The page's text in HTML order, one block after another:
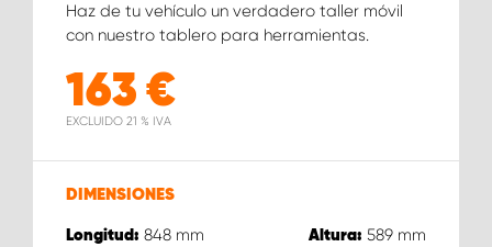
Haz de tu vehículo un verdadero taller móvil
con nuestro tablero para herramientas.
163 €
EXCLUIDO 21 % IVA
DIMENSIONES
Longitud: 848 mm Altura: 589 mm